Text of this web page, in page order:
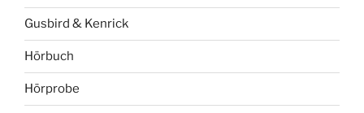
Gusbird & Kenrick
Hörbuch
Hörprobe